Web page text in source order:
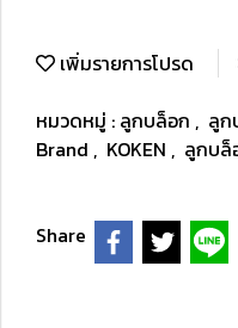
เพิ่มรายการโปรด
หมวดหมู่ : ลูกบล็อก , ลูก
Brand , KOKEN , ลูกบล็
Share